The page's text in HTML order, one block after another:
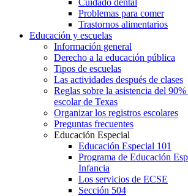
Problemas para comer
Trastornos alimentarios
Educación y escuelas
Información general
Derecho a la educación pública
Tipos de escuelas
Las actividades después de clases
Reglas sobre la asistencia del
escolar de Texas
Organizar los registros escolares
Preguntas frecuentes
Educación Especial
Educación Especial 101
Programa de Educación
Infancia
Los servicios de ECSE
Sección 504